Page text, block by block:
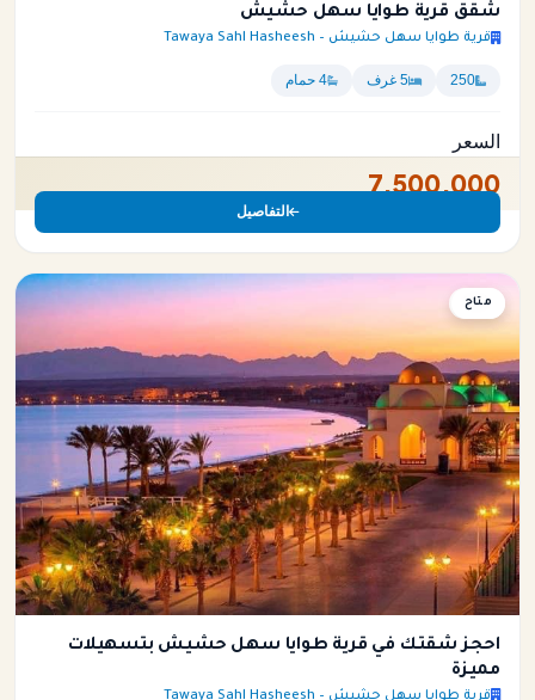
شقق قرية طوايا سهل حشيش
قرية طوايا سهل حشيش – Tawaya Sahl Hasheesh
250 5 غرف 4 حمام
السعر
7,500,000
التفاصيل
شقة
متاح
احجز شقتك في قرية طوايا سهل حشيش بتسهيلات
مميزة
قرية طوايا سهل حشيش – Tawaya Sahl Hasheesh